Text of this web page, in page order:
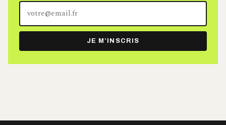
Votre
adresse
e-
mail
JE M’INSCRIS